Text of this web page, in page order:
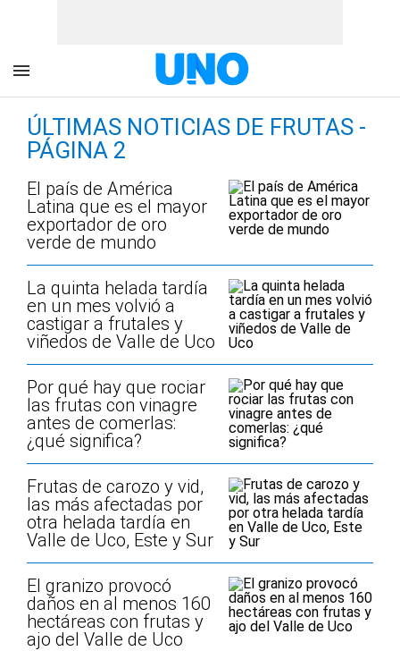
ÚLTIMAS NOTICIAS DE FRUTAS -
PÁGINA 2
El país de América
Latina que es el mayor
exportador de oro
verde de mundo
La quinta helada tardía
en un mes volvió a
castigar a frutales y
viñedos de Valle de Uco
Por qué hay que rociar
las frutas con vinagre
antes de comerlas:
¿qué significa?
Frutas de carozo y vid,
las más afectadas por
otra helada tardía en
Valle de Uco, Este y Sur
El granizo provocó
daños en al menos 160
hectáreas con frutas y
ajo del Valle de Uco